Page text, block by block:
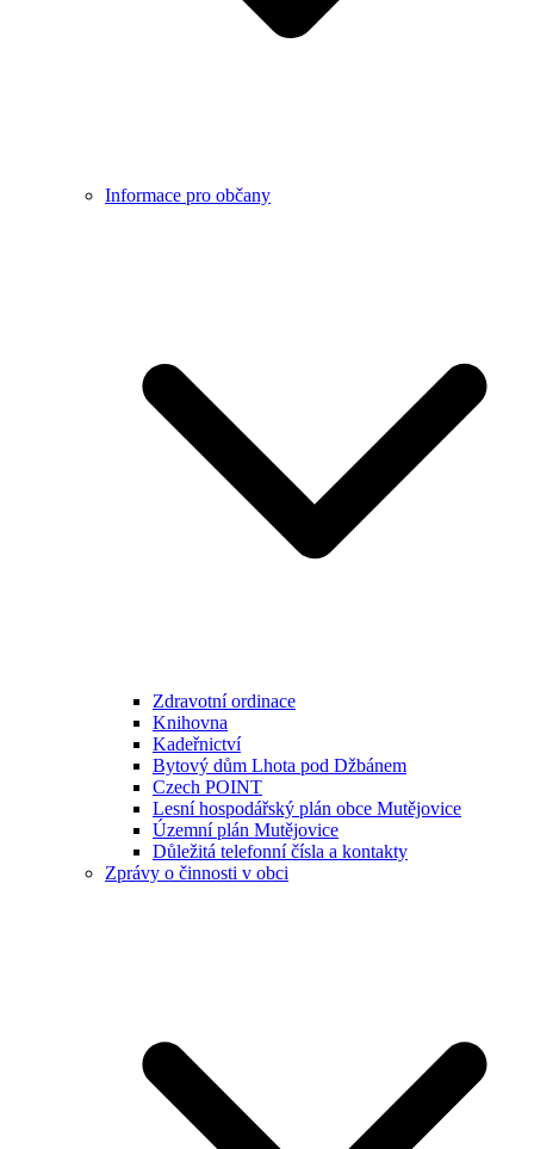
Informace pro občany
Zdravotní ordinace
Knihovna
Kadeřnictví
Bytový dům Lhota pod Džbánem
Czech POINT
Lesní hospodářský plán obce Mutějovice
Územní plán Mutějovice
Důležitá telefonní čísla a kontakty
Zprávy o činnosti v obci